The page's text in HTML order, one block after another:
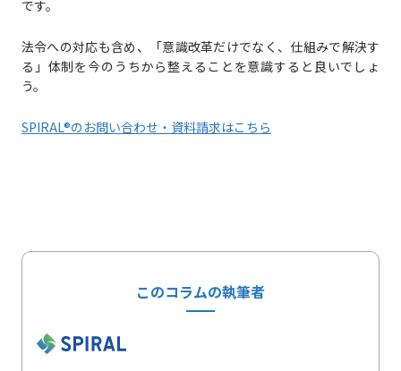
です。
法令への対応も含め、「意識改革だけでなく、仕組みで解決す
る」体制を今のうちから整えることを意識すると良いでしょ
う。
SPIRAL®のお問い合わせ・資料請求はこちら
このコラムの執筆者